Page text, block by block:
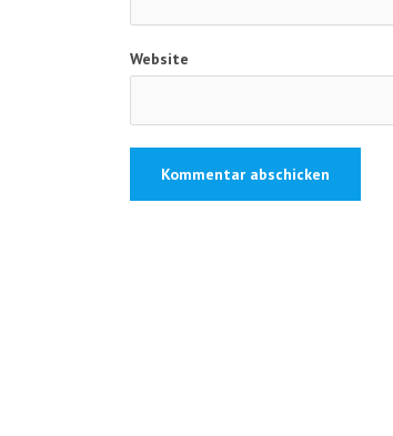
Website